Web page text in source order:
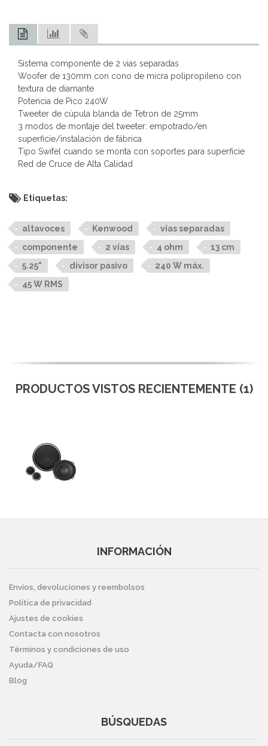
Sistema componente de 2 vias separadas
Woofer de 130mm con cono de micra polipropileno con
textura de diamante
Potencia de Pico 240W
Tweeter de cúpula blanda de Tetron de 25mm
3 modos de montaje del tweeter: empotrado/en
superficie/instalación de fábrica
Tipo Swifel cuando se monta con soportes para superficie
Red de Cruce de Alta Calidad
Etiquetas:
altavoces Kenwood
vías separadas
componente
2 vías 4 ohm
13 cm
5.25"
divisor pasivo
240 W máx.
45 W RMS
PRODUCTOS VISTOS RECIENTEMENTE (1)
INFORMACIÓN
Envíos, devoluciones y reembolsos
Política de privacidad
Ajustes de cookies
Contacta con nosotros
Términos y condiciones de uso
Ayuda/FAQ
Blog
BÚSQUEDAS